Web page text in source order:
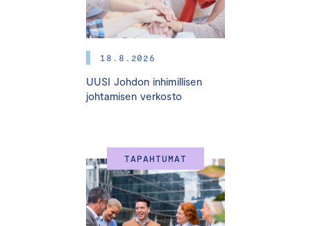
18.8.2026
UUSI Johdon inhimillisen
johtamisen verkosto
TAPAHTUMAT